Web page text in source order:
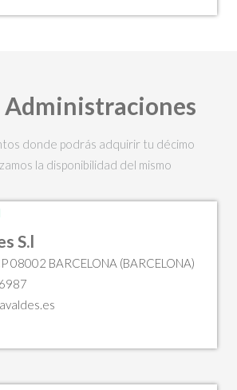
Administraciones
donde podrás adquirir tu décimo
la disponibilidad del mismo
S.l
08002 BARCELONA (BARCELONA)